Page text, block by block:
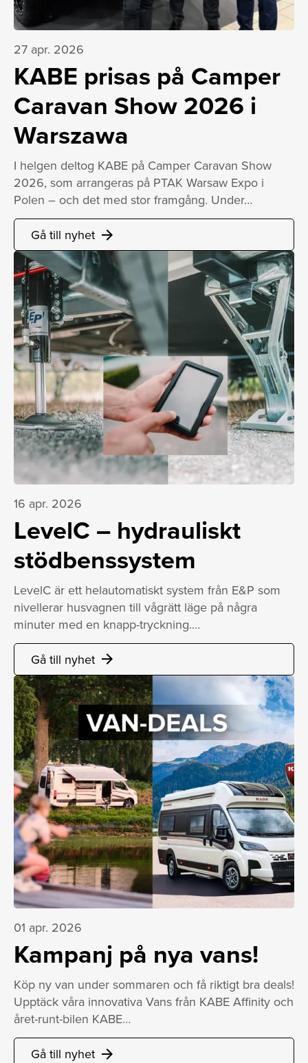
27 apr. 2026
KABE prisas på Camper
Caravan Show 2026 i
Warszawa
I helgen deltog KABE på Camper Caravan Show
2026, som arrangeras på PTAK Warsaw Expo i
Polen – och det med stor framgång. Under…
Gå till nyhet arrow_forward
16 apr. 2026
LevelC – hydrauliskt
stödbenssystem
LevelC är ett helautomatiskt system från E&P som
nivellerar husvagnen till vågrätt läge på några
minuter med en knapp-tryckning.…
Gå till nyhet arrow_forward
01 apr. 2026
Kampanj på nya vans!
Köp ny van under sommaren och få riktigt bra deals!
Upptäck våra innovativa Vans från KABE Affinity och
året-runt-bilen KABE…
Gå till nyhet arrow_forward